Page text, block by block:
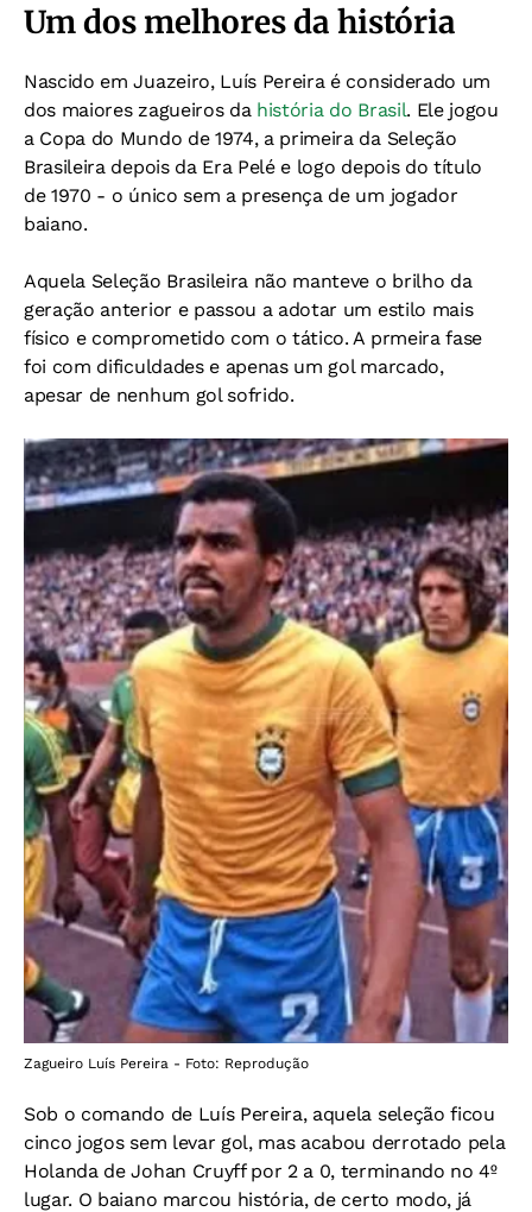
Um dos melhores da história
Nascido em Juazeiro, Luís Pereira é considerado um
dos maiores zagueiros da história do Brasil. Ele jogou
a Copa do Mundo de 1974, a primeira da Seleção
Brasileira depois da Era Pelé e logo depois do título
de 1970 - o único sem a presença de um jogador
baiano.
Aquela Seleção Brasileira não manteve o brilho da
geração anterior e passou a adotar um estilo mais
físico e comprometido com o tático. A prmeira fase
foi com dificuldades e apenas um gol marcado,
apesar de nenhum gol sofrido.
Zagueiro Luís Pereira - Foto: Reprodução
Sob o comando de Luís Pereira, aquela seleção ficou
cinco jogos sem levar gol, mas acabou derrotado pela
Holanda de Johan Cruyff por 2 a 0, terminando no 4º
lugar. O baiano marcou história, de certo modo, já